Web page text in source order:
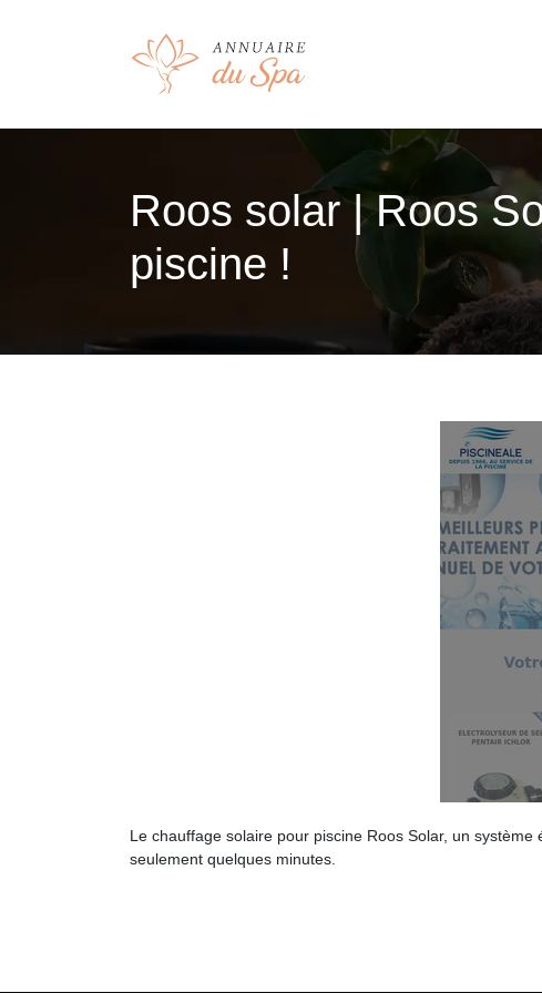
Roos solar | Roos
piscine !
Le chauffage solaire pour piscine Roos Solar, un
seulement quelques minutes.